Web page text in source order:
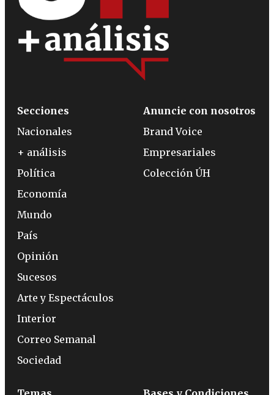
Secciones
Nacionales
+ análisis
Política
Economía
Mundo
País
Opinión
Sucesos
Arte y Espectáculos
Interior
Correo Semanal
Sociedad
Anuncie con nosotros
Brand Voice
Empresariales
Colección ÚH